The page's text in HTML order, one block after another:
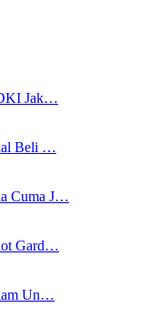
Jak…
Beli …
Cuma J…
Gard…
Un…